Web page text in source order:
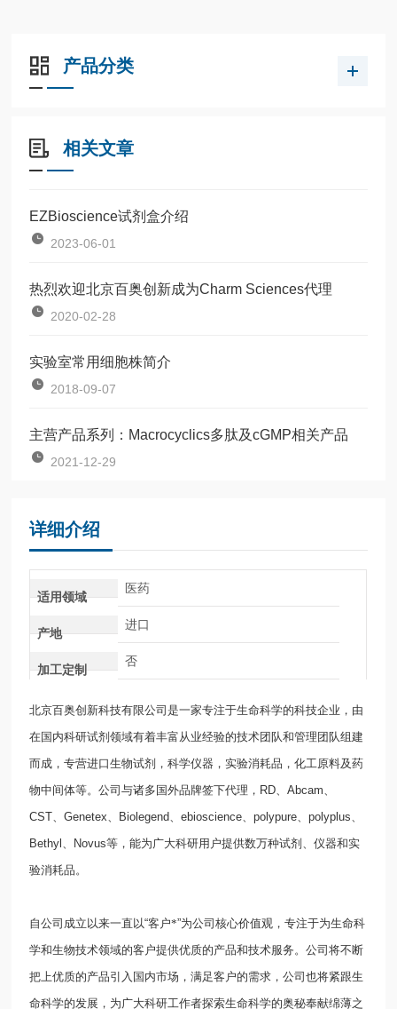
产品分类
相关文章
EZBioscience试剂盒介绍
2023-06-01
热烈欢迎北京百奥创新成为Charm Sciences代理
2020-02-28
实验室常用细胞株简介
2018-09-07
主营产品系列：Macrocyclics多肽及cGMP相关产品
2021-12-29
详细介绍
适用领域
医药
产地
进口
加工定制
否
北京百奥创新科技有限公司是一家专注于生命科学的科技企业，由
在国内科研试剂领域有着丰富从业经验的技术团队和管理团队组建
而成，专营进口生物试剂，科学仪器，实验消耗品，化工原料及药
物中间体等。公司与诸多国外品牌签下代理， RD 、Abcam
CST 、Genetex Biolegend 、ebioscience 、polypure 、polyplus
Bethyl
Novus等，能为广大科研用户提供数万种试剂、仪器和实
验消耗品。
自公司成立以来一直以“客户*”为公司核心价值观，专注于为生命科
学和生物技术领域的客户提供优质的产品和技术服务。公司将不断
把上优质的产品引入国内市场，满足客户的需求，公司也将紧跟生
命科学的发展，为广大科研工作者探索生命科学的奥秘奉献绵薄之